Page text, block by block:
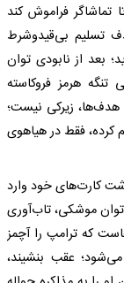
فراموش کند
تسلیم بی‌قیدوشرط
بعد از نابودی توان
هرمز فروکاسته
هدف‌ها، زیرکی نیست؛
کرده، فقط در هیاهوی
کارت‌های خود وارد
موشکی، تاب‌آوری
که ترامپ را آچمز
عقب بنشیند،